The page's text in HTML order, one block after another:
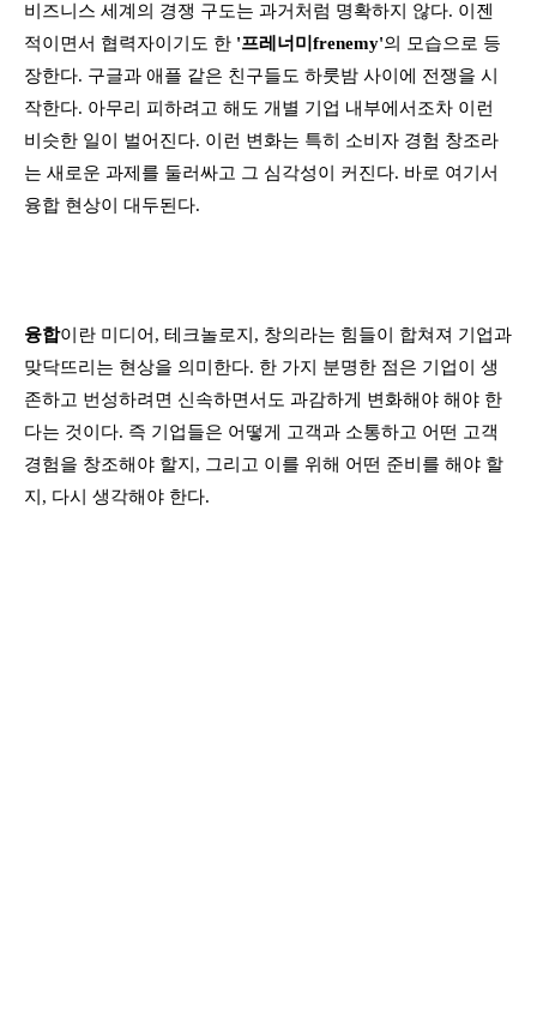
비즈니스 세계의 경쟁 구도는 과거처럼 명확하지 않다. 이젠
적이면서 협력자이기도 한 '프레너미frenemy'의 모습으로 등
장한다. 구글과 애플 같은 친구들도 하룻밤 사이에 전쟁을 시
작한다. 아무리 피하려고 해도 개별 기업 내부에서조차 이런
비슷한 일이 벌어진다. 이런 변화는 특히 소비자 경험 창조라
는 새로운 과제를 둘러싸고 그 심각성이 커진다. 바로 여기서
융합 현상이 대두된다.
융합이란 미디어, 테크놀로지, 창의라는 힘들이 합쳐져 기업과
맞닥뜨리는 현상을 의미한다. 한 가지 분명한 점은 기업이 생
존하고 번성하려면 신속하면서도 과감하게 변화해야 해야 한
다는 것이다. 즉 기업들은 어떻게 고객과 소통하고 어떤 고객
경험을 창조해야 할지, 그리고 이를 위해 어떤 준비를 해야 할
지, 다시 생각해야 한다.